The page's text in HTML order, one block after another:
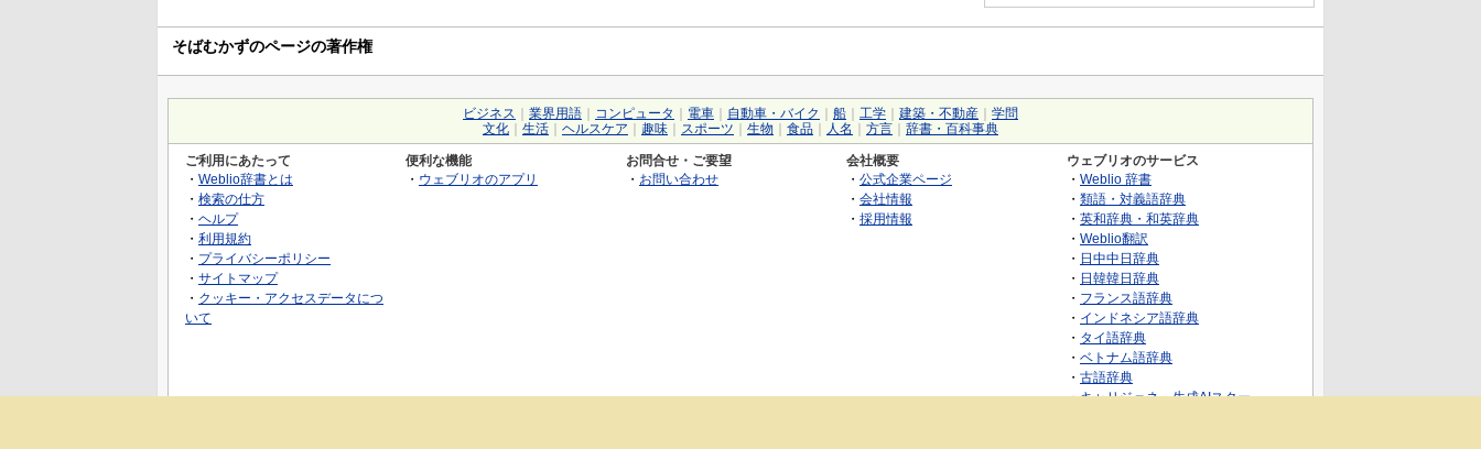
そばむかずのページの著作権
ビジネス 業界用語 コンピュータ 電車 自動車・バイク 船 工学 建築・不動産
学問
文化
生活 ヘルスケア 趣味 スポーツ 生物 食品 人名 方言 辞書・百科事典
ご利用にあたって
・ Weblio辞書とは
・ 検索の仕方
・ ヘルプ
・ 利用規約
・ プライバシーポリシー
・ サイトマップ
・ クッキー・アクセスデータにつ
いて
便利な機能
・ ウェブリオのアプリ
お問合せ・ご要望
・ お問い合わせ
会社概要
・ 公式企業ページ
・ 会社情報
・ 採用情報
ウェブリオのサービス
・ Weblio 辞書
・ 類語・対義語辞典
・ 英和辞典・和英辞典
・ Weblio翻訳
・ 日中中日辞典
・ 日韓韓日辞典
・ フランス語辞典
・ インドネシア語辞典
・ タイ語辞典
・ ベトナム語辞典
・ 古語辞典
・キャリジェネ～生成AIスクー